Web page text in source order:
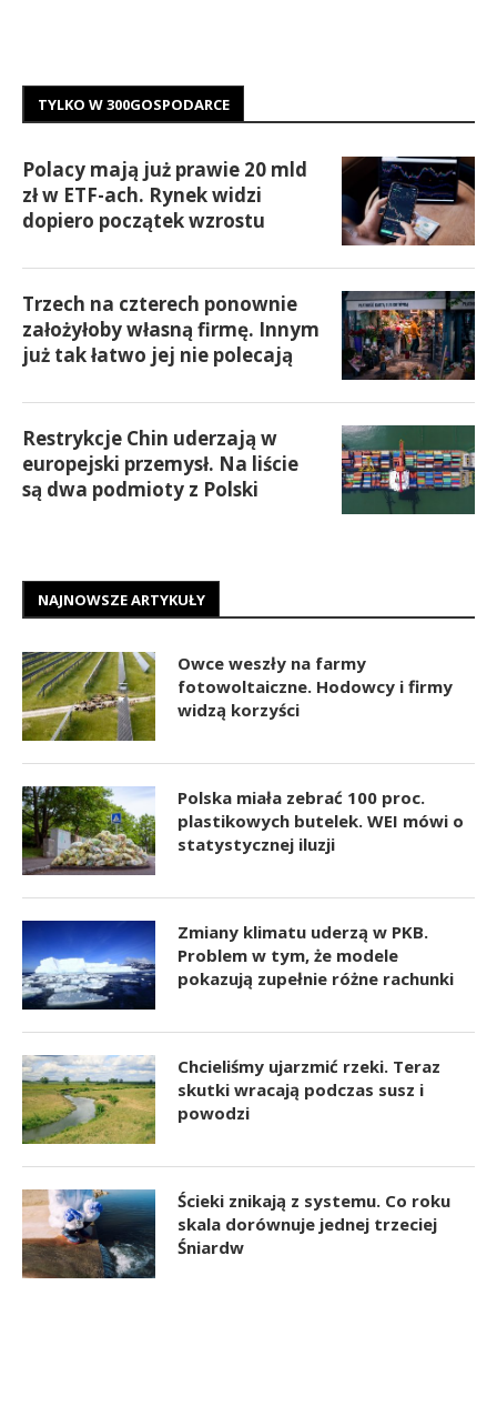
TYLKO W 300GOSPODARCE
Polacy mają już prawie 20 mld
zł w ETF-ach. Rynek widzi
dopiero początek wzrostu
Trzech na czterech ponownie
założyłoby własną firmę. Innym
już tak łatwo jej nie polecają
Restrykcje Chin uderzają w
europejski przemysł. Na liście
są dwa podmioty z Polski
NAJNOWSZE ARTYKUŁY
Owce weszły na farmy
fotowoltaiczne. Hodowcy i firmy
widzą korzyści
Polska miała zebrać 100 proc.
plastikowych butelek. WEI mówi o
statystycznej iluzji
Zmiany klimatu uderzą w PKB.
Problem w tym, że modele
pokazują zupełnie różne rachunki
Chcieliśmy ujarzmić rzeki. Teraz
skutki wracają podczas susz i
powodzi
Ścieki znikają z systemu. Co roku
skala dorównuje jednej trzeciej
Śniardw